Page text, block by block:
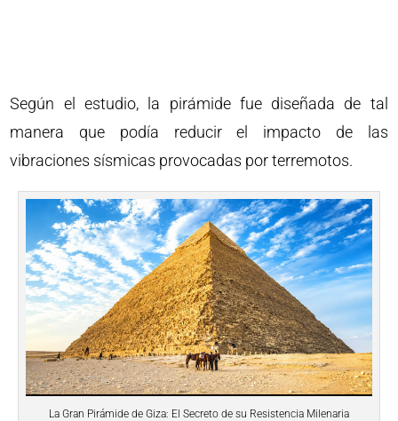
Según el estudio, la pirámide fue diseñada de tal
manera que podía reducir el impacto de las
vibraciones sísmicas provocadas por terremotos.
La Gran Pirámide de Giza: El Secreto de su Resistencia Milenaria